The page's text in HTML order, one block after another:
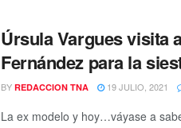
Úrsula Vargues visita
Fernández para la
BY REDACCION TNA 19 JULIO, 2021
La ex modelo y hoy…váyase a